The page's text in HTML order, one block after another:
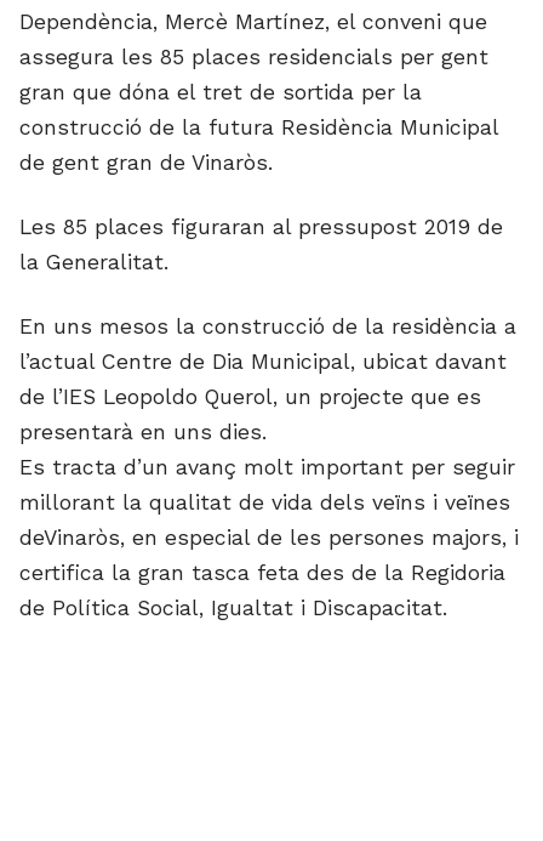
Dependència, Mercè Martínez, el conveni que
assegura les 85 places residencials per gent
gran que dóna el tret de sortida per la
construcció de la futura Residència Municipal
de gent gran de Vinaròs.
Les 85 places figuraran al pressupost 2019 de
la Generalitat.
En uns mesos la construcció de la residència a
l’actual Centre de Dia Municipal, ubicat davant
de l’IES Leopoldo Querol, un projecte que es
presentarà en uns dies.
Es tracta d’un avanç molt important per seguir
millorant la qualitat de vida dels veïns i veïnes
deVinaròs, en especial de les persones majors, i
certifica la gran tasca feta des de la Regidoria
de Política Social, Igualtat i Discapacitat.